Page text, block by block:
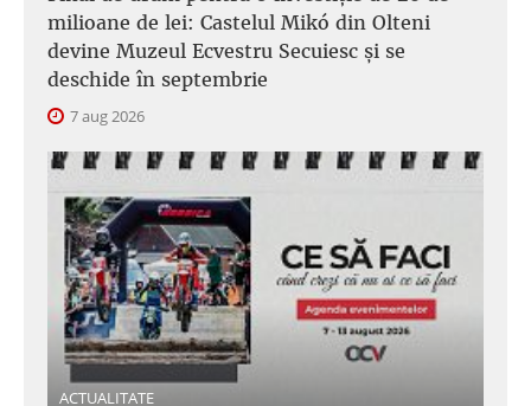
milioane de lei: Castelul Mikó din Olteni
devine Muzeul Ecvestru Secuiesc și se
deschide în septembrie
7 aug 2026
ACTUALITATE